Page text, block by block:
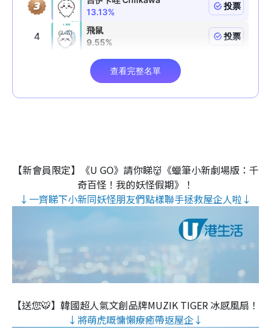
【新會員限定】《U GO》請你睇👹《蠟筆小新劇場版：千
奇百怪！我的妖怪假期》！
↓一齊睇下小新同妖怪朋友們點樣聯手拯救屋企人啦↓
【送您🐯】韓國超人氣文創品牌MUZIK TIGER 冰感風扇！
↓將萌虎嘅慵懶療癒帶返屋企↓